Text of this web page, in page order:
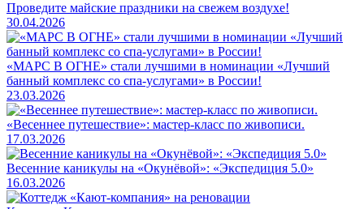
Проведите майские праздники на свежем воздухе!
30.04.2026
«МАРС В ОГНЕ» стали лучшими в номинации «Лучший
банный комплекс со спа-услугами» в России!
23.03.2026
«Весеннее путешествие»: мастер-класс по живописи.
17.03.2026
Весенние каникулы на «Окунёвой»: «Экспедиция 5.0»
16.03.2026